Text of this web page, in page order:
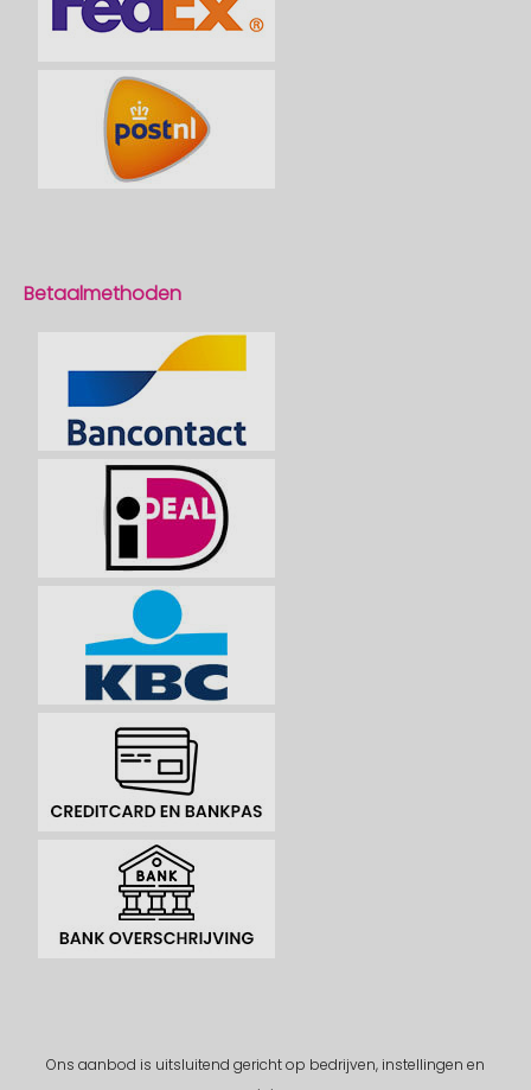
Betaalmethoden
Ons aanbod is uitsluitend gericht op bedrijven, instellingen en